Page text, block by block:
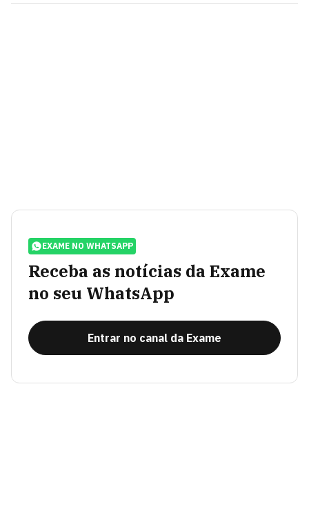
EXAME NO WHATSAPP
Receba as notícias da Exame
no seu WhatsApp
Entrar no canal da Exame